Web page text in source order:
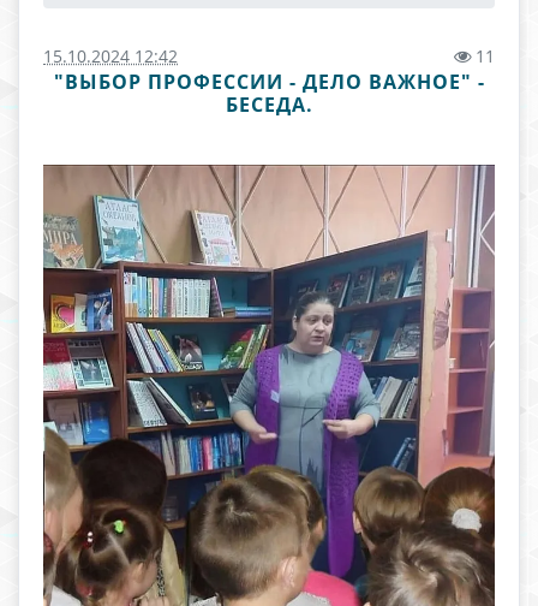
15.10.2024 12:42 11
"ВЫБОР ПРОФЕССИИ - ДЕЛО ВАЖНОЕ" -
БЕСЕДА.